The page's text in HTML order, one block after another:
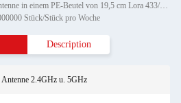
Verpackung Informationen: Eine Antenne in einem PE-Beutel von 19,5 cm Lora 433/868/915 MHz Antenne 5 dB Whip Antenne für das L
Stück/Stück pro Woche
Description
Antenne 2.4GHz u. 5GHz